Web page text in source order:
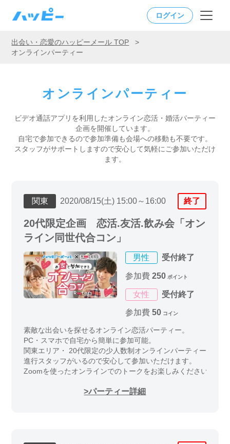
ログイン
出会い・恋愛のハッピーメール TOP
>
オンラインパーティー
オンラインパーティー
ビデオ通話アプリを利用したオンライン恋活・婚活パーティー
企画を開催しています。
自宅で参加できるので参加準備も会場への移動も不要です。
スタッフがサポートしますので安心して気軽にご参加いただけ
ます。
関東 2020/08/15(土) 15:00～16:00 終了
20代限定企画 恋活.友活.飲み会「オン
ライン同世代合コン」
男性 受付終了
参加費 250 ポイント
女性 受付終了
参加費 50 コイン
素敵な出会いを探せるオンライン恋活パーティー。
PC・スマホで自宅から簡単に参加可能。
関東エリア・ 20代限定の少人数制オンラインパーティーイベン
進行スタッフがいるので安心して参加いただけます。
Zoomを使ったオンラインでのトークをお楽しみください
パーティー詳細